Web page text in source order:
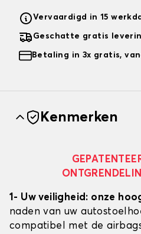
Vervaardigd in 15
Geschatte gratis
Betaling in 3x gratis,
Kenmerken
1- Uw veiligheid: onze
naden van uw
compatibel met de